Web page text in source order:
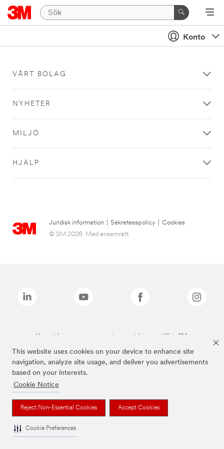
This website uses cookies on your device to enhance site
navigation, analyze site usage, and deliver you advertisements
based on your interests.
Cookie Notice
Reject Non-Essential Cookies Accept Cookies
Cookie Preferences
Konto
VÅRT BOLAG
NYHETER
MILJÖ
HJÄLP
Juridisk information Sekretesspolicy
Cookies
© 3M 2026. Med ensamrätt.
Varumärken som anges ovan är varumärken som tillhör 3M.